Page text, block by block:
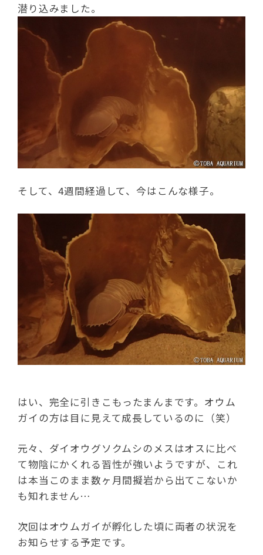
潜り込みました。
そして、4週間経過して、今はこんな様子。
はい、完全に引きこもったまんまです。オウム
ガイの方は目に見えて成長しているのに（笑）
元々、ダイオウグソクムシのメスはオスに比べ
て物陰にかくれる習性が強いようですが、これ
は本当このまま数ヶ月間擬岩から出てこないか
も知れません…
次回はオウムガイが孵化した頃に両者の状況を
お知らせする予定です。